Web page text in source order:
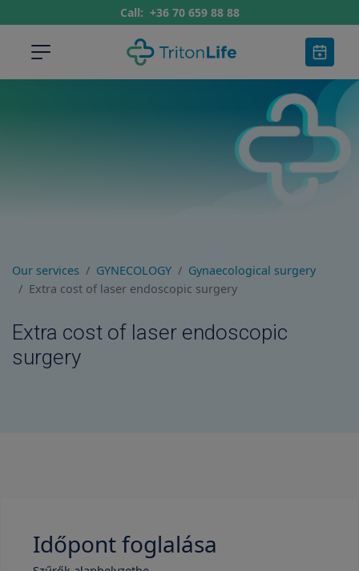
Call: +36 70 659 88 88
Our services GYNECOLOGY
Gynaecological surgery
Extra cost of laser endoscopic surgery
Extra cost of laser endoscopic
surgery
Időpont foglalása